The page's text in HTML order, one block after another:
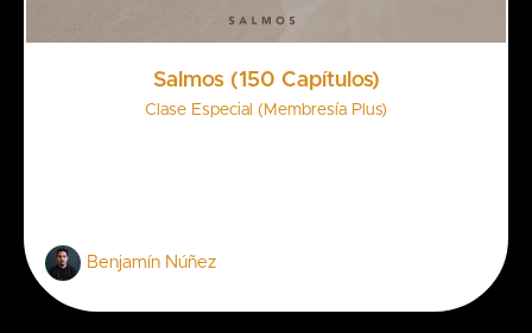
Salmos (150 Capítulos)
Clase Especial (Membresía Plus)
Benjamín Núñez